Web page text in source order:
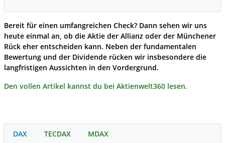
Bereit für einen umfangreichen Check? Dann sehen wir uns
heute einmal an, ob die Aktie der Allianz oder der Münchener
Rück eher entscheiden kann. Neben der fundamentalen
Bewertung und der Dividende rücken wir insbesondere die
langfristigen Aussichten in den Vordergrund.
Den vollen Artikel kannst du bei Aktienwelt360 lesen.
DAX TECDAX MDAX